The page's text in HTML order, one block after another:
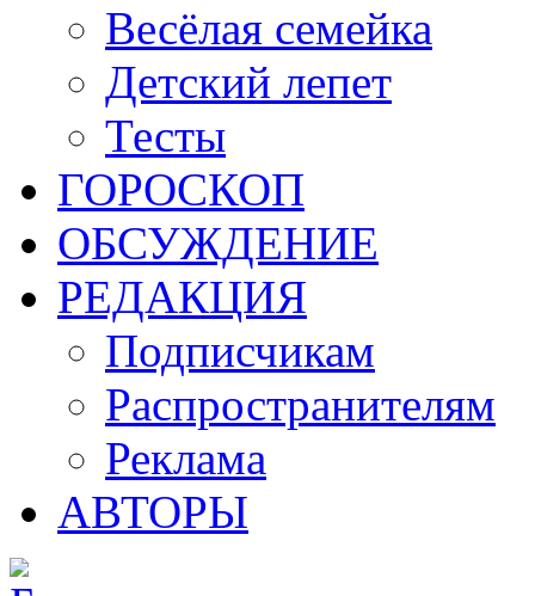
Весёлая семейка
Детский лепет
Тесты
ГОРОСКОП
ОБСУЖДЕНИЕ
РЕДАКЦИЯ
Подписчикам
Распространителям
Реклама
АВТОРЫ